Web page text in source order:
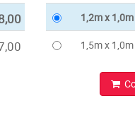
1,2m x 1,0m
1,5m x 1,0m